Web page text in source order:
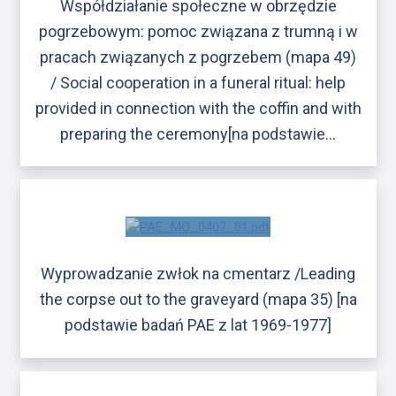
Współdziałanie społeczne w obrzędzie
pogrzebowym: pomoc związana z trumną i w
pracach związanych z pogrzebem (mapa 49)
/ Social cooperation in a funeral ritual: help
provided in connection with the coffin and with
preparing the ceremony[na podstawie…
Wyprowadzanie zwłok na cmentarz /Leading
the corpse out to the graveyard (mapa 35) [na
podstawie badań PAE z lat 1969-1977]